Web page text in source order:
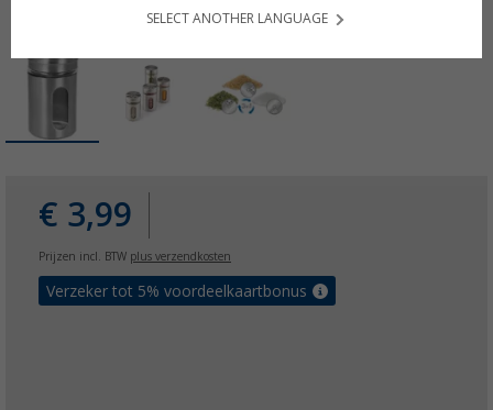
€ 3,99
Prijzen incl. BTW plus verzendkosten
Verzeker tot 5% voordeelkaartbonus
SELECT ANOTHER LANGUAGE